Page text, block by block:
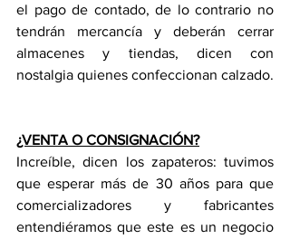
el pago de contado, de lo contrario no
tendrán mercancía y deberán cerrar
almacenes y tiendas, dicen con
nostalgia quienes confeccionan calzado.
¿VENTA O CONSIGNACIÓN?
Increíble, dicen los zapateros: tuvimos
que esperar más de 30 años para que
comercializadores y fabricantes
entendiéramos que este es un negocio